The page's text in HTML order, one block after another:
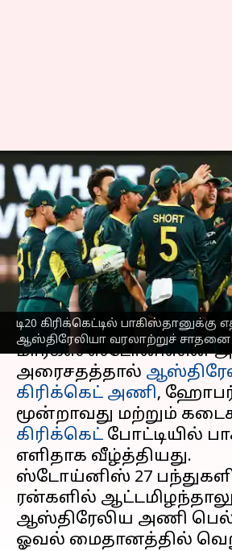
டி20 கிரிக்கெட்டில் பாகிஸ்தானுக்கு
ஆஸ்திரேலியா வரலாற்றுச் சாதனை
டி20 கிரிக்கெட்டில்
பாகிஸ்தானுக்கு
வரலாற்றுச்
படைத்தது
எழுதியவர் Sekar Chinnappan Nov 18,
செய்தி முன்னோட்டம்
மார்கஸ் ஸ்டோனிஸின்
அரைசதத்தால்
கிரிக்கெட் அணி,
மூன்றாவது மற்றும்
கிரிக்கெட் போட்டியில்
எளிதாக வீழ்த்தியது.
ஸ்டோய்னிஸ் 27
ரன்களில்
ஆஸ்திரேலிய அணி
ஓவல் மைதானத்தில்